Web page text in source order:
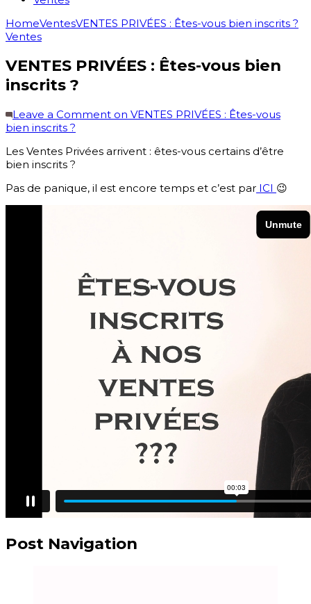
HomeVentesVENTES PRIVÉES : Êtes-vous bien inscrits ?
Ventes
VENTES PRIVÉES : Êtes-vous bien
inscrits ?
Leave a Comment on VENTES PRIVÉES : Êtes-vous
bien inscrits ?
Les Ventes Privées arrivent : êtes-vous certains d’être
bien inscrits ?
Pas de panique, il est encore temps et c’est par ICI 😉
Post Navigation